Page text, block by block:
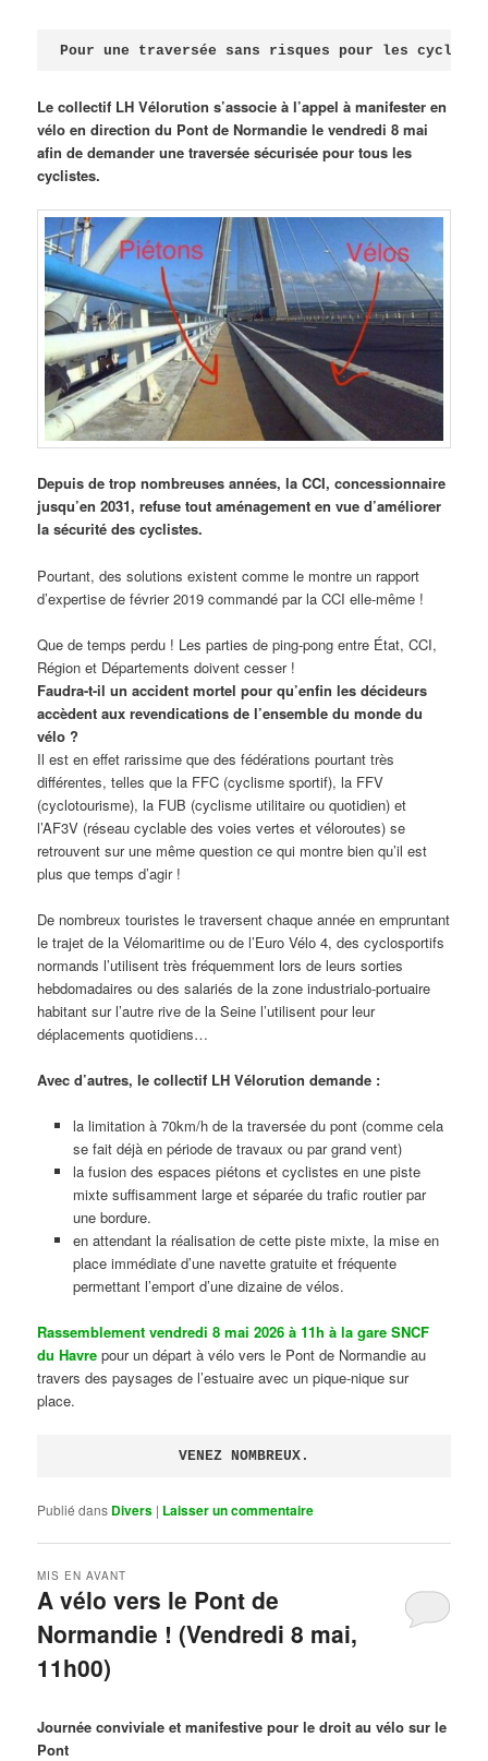
Pour une traversée sans risques pour les
Le collectif LH Vélorution s’associe à l’appel à manifester en
vélo en direction du Pont de Normandie le vendredi 8 mai
afin de demander une traversée sécurisée pour tous les
cyclistes.
Depuis de trop nombreuses années, la CCI, concessionnaire
jusqu’en 2031, refuse tout aménagement en vue d’améliorer
la sécurité des cyclistes.
Pourtant, des solutions existent comme le montre un rapport
d’expertise de février 2019 commandé par la CCI elle-même !
Que de temps perdu ! Les parties de ping-pong entre État, CCI,
Région et Départements doivent cesser !
Faudra-t-il un accident mortel pour qu’enfin les décideurs
accèdent aux revendications de l’ensemble du monde du
vélo ?
Il est en effet rarissime que des fédérations pourtant très
différentes, telles que la FFC (cyclisme sportif), la FFV
(cyclotourisme), la FUB (cyclisme utilitaire ou quotidien) et
l’AF3V (réseau cyclable des voies vertes et véloroutes) se
retrouvent sur une même question ce qui montre bien qu’il est
plus que temps d’agir !
De nombreux touristes le traversent chaque année en empruntant
le trajet de la Vélomaritime ou de l’Euro Vélo 4, des cyclosportifs
normands l’utilisent très fréquemment lors de leurs sorties
hebdomadaires ou des salariés de la zone industrialo-portuaire
habitant sur l’autre rive de la Seine l’utilisent pour leur
déplacements quotidiens…
Avec d’autres, le collectif LH Vélorution demande :
la limitation à 70km/h de la traversée du pont (comme cela
se fait déjà en période de travaux ou par grand vent)
la fusion des espaces piétons et cyclistes en une piste
mixte suffisamment large et séparée du trafic routier par
une bordure.
en attendant la réalisation de cette piste mixte, la mise en
place immédiate d’une navette gratuite et fréquente
permettant l’emport d’une dizaine de vélos.
Rassemblement vendredi 8 mai 2026 à 11h à la gare SNCF
du Havre pour un départ à vélo vers le Pont de Normandie au
travers des paysages de l’estuaire avec un pique-nique sur
place.
VENEZ NOMBREUX.
Publié dans Divers | Laisser un commentaire
A vélo vers le Pont de
Normandie ! (Vendredi 8 mai,
11h00)
MIS EN AVANT
Journée conviviale et manifestive pour le droit au vélo sur le
Pont